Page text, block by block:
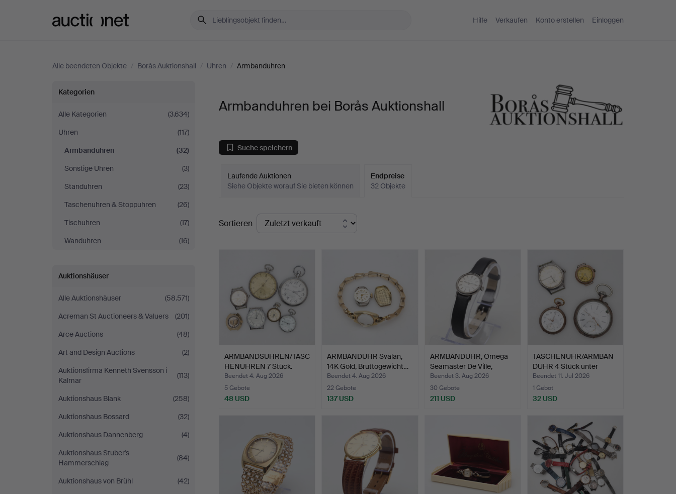
Hilfe Verkaufen Konto erstellen Einloggen
Alle beendeten Objekte / Borås Auktionshall / Uhren / Armbanduhren
Armbanduhren
bei
Borås
Auktionshall
Kategorien
Alle Kategorien
(3.634)
Uhren
(117)
Armbanduhren
(32)
Sonstige Uhren
(3)
Standuhren
(23)
Taschenuhren & Stoppuhren
(26)
Tischuhren
(17)
Wanduhren
(16)
Auktionshäuser
Alle Auktionshäuser
(58.571)
Acreman St Auctioneers & Valuers
(201)
Arce Auctions
(48)
Art and Design Auctions
(2)
Auktionsfirma Kenneth Svensson i
Kalmar
(113)
Auktionshaus Blank
(258)
Auktionshaus Bossard
(32)
Auktionshaus Dannenberg
(4)
Auktionshaus Stuber's
Hammerschlag
(84)
Auktionshaus von Brühl
(42)
Armbanduhren bei Borås Auktionshall
Suche speichern
Laufende Auktionen
Siehe Objekte worauf Sie bieten können
Endpreise
32 Objekte
Endpreise
Sortieren
ARMBANDSUHREN/TASC
HENUHREN 7 Stück.
Beendet 4. Aug 2026
5 Gebote
48 USD
ARMBANDUHR Svalan,
14K Gold, Bruttogewicht…
Beendet 4. Aug 2026
22 Gebote
137 USD
ARMBANDUHR, Omega
Seamaster De Ville,
Hand…
Beendet 3. Aug 2026
30 Gebote
211 USD
TASCHENUHR/ARMBAN
DUHR 4 Stück unter
andere…
Beendet 11. Jul 2026
1 Gebot
32 USD